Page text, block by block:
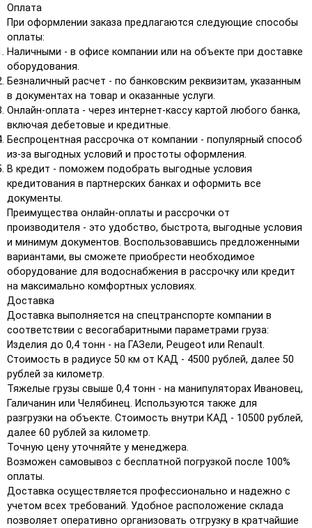
Оплата
При оформлении заказа предлагаются следующие способы
оплаты:
Наличными - в офисе компании или на объекте при доставке
оборудования.
Безналичный расчет - по банковским реквизитам, указанным
в документах на товар и оказанные услуги.
Онлайн-оплата - через интернет-кассу картой любого банка,
включая дебетовые и кредитные.
Беспроцентная рассрочка от компании - популярный способ
из-за выгодных условий и простоты оформления.
В кредит - поможем подобрать выгодные условия
кредитования в партнерских банках и оформить все
документы.
Преимущества онлайн-оплаты и рассрочки от
производителя - это удобство, быстрота, выгодные условия
и минимум документов. Воспользовавшись предложенными
вариантами, вы сможете приобрести необходимое
оборудование для водоснабжения в рассрочку или кредит
на максимально комфортных условиях.
Доставка
Доставка выполняется на спецтранспорте компании в
соответствии с весогабаритными параметрами груза:
Изделия до 0,4 тонн - на ГАЗели, Peugeot или Renault.
Стоимость в радиусе 50 км от КАД - 4500 рублей, далее 50
рублей за километр.
Тяжелые грузы свыше 0,4 тонн - на манипуляторах Ивановец,
Галичанин или Челябинец. Используются также для
разгрузки на объекте. Стоимость внутри КАД - 10500 рублей,
далее 60 рублей за километр.
Точную цену уточняйте у менеджера.
Возможен самовывоз с бесплатной погрузкой после 100%
оплаты.
Доставка осуществляется профессионально и надежно с
учетом всех требований. Удобное расположение склада
позволяет оперативно организовать отгрузку в кратчайшие